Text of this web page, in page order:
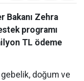
Bakanı Zehra
programı
TL ödeme
gebelik, doğum ve